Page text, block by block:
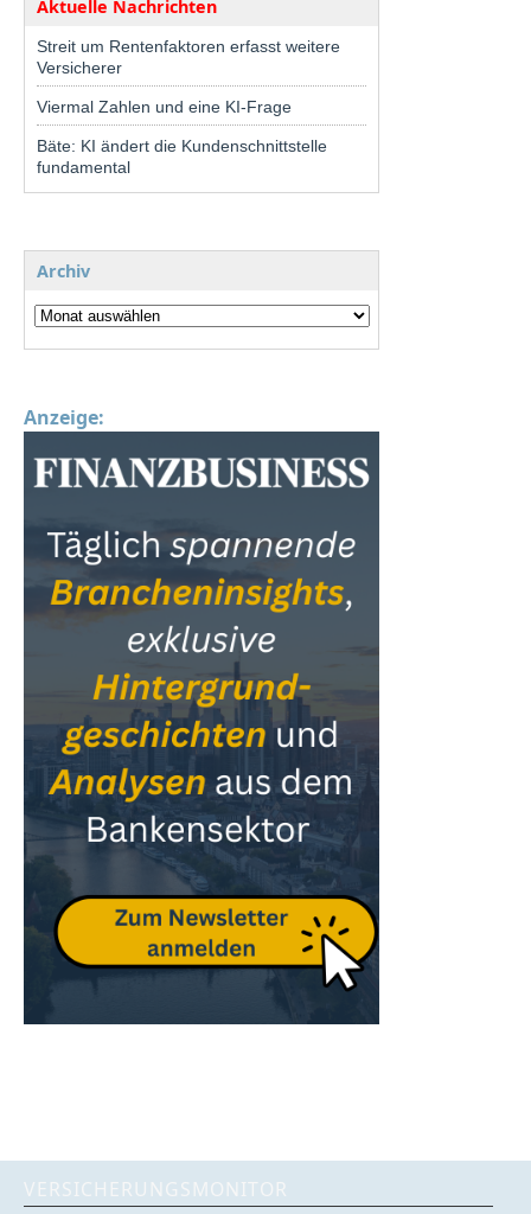
Aktuelle Nachrichten
Streit um Rentenfaktoren erfasst weitere
Versicherer
Viermal Zahlen und eine KI-Frage
Bäte: KI ändert die Kundenschnittstelle
fundamental
Archiv
Anzeige:
VERSICHERUNGSMONITOR